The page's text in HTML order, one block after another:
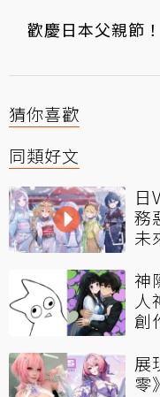
歡慶日本父親節
猜你喜歡
同類好文
日
務
未
神
人
創
展
零